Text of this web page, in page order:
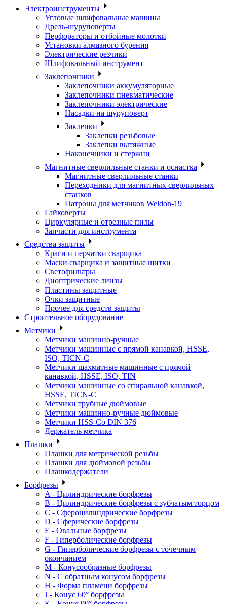
Электроинструменты
Угловые шлифовальные машины
Дрель-шуруповерты
Перфораторы и отбойные молотки
Установки алмазного бурения
Электрические резчики
Шлифовальный инструмент
Заклепочники
Заклепочники аккумуляторные
Заклепочники пневматические
Заклепочники электрические
Насадки на шуруповерт
Заклепки
Заклепки резьбовые
Заклепки вытяжные
Наконечники и стержни
Магнитные сверлильные станки и оснастка
Магнитные сверлильные станки
Переходники для магнитных сверлильных
станков
Патроны для метчиков Weldon-19
Гайковерты
Циркулярные и отрезные пилы
Запчасти для инструмента
Средства защиты
Краги и перчатки сварщика
Маски сварщика и защитные щитки
Светофильтры
Диоптрические линзы
Пластины защитные
Очки защитные
Прочее для средств защиты
Строительное оборудование
Метчики
Метчики машинно-ручные
Метчики машинные с прямой канавкой, HSSE,
ISO, TICN-C
Метчики шахматные машинные с прямой
канавкой, HSSE, ISO, TIN
Метчики машинные со спиральной канавкой,
HSSE, TICN-C
Метчики трубные дюймовые
Метчики машинно-ручные дюймовые
Метчики HSS-Co DIN 376
Держатель метчика
Плашки
Плашки для метрической резьбы
Плашки для дюймовой резьбы
Плашкодержатели
Борфрезы
A - Цилиндрические борфрезы
B - Цилиндрические борфрезы с зубчатым торцом
C - Сфероцилиндрические борфрезы
D - Сферические борфрезы
E - Овальные борфрезы
F - Гиперболические борфрезы
G - Гиперболические борфрезы с точечным
окончанием
M - Конусообразные борфрезы
N - С обратным конусом борфрезы
H - Форма пламени борфрезы
J - Конус 60° борфрезы